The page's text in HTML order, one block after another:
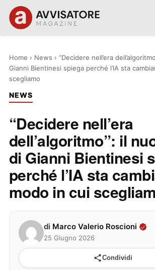
Home › News › “Decidere nell’era
Gianni Bientinesi spiega perché l’IA sta
scegliamo
NEWS
“Decidere nell’era
dell’algoritmo”: il
di Gianni Bientinesi
perché l’IA sta
modo in cui
di Marco Valerio Roscioni
25 Giugno 2026
Condividi